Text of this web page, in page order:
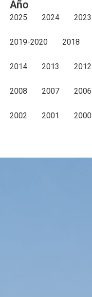
Año
2025 2024 2023
2019-2020 2018
2014 2013 2012
2008 2007 2006
2002 2001 2000